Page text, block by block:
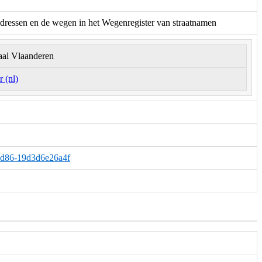
en de wegen in het Wegenregister van straatnamen
Vlaanderen
(nl)
19d3d6e26a4f